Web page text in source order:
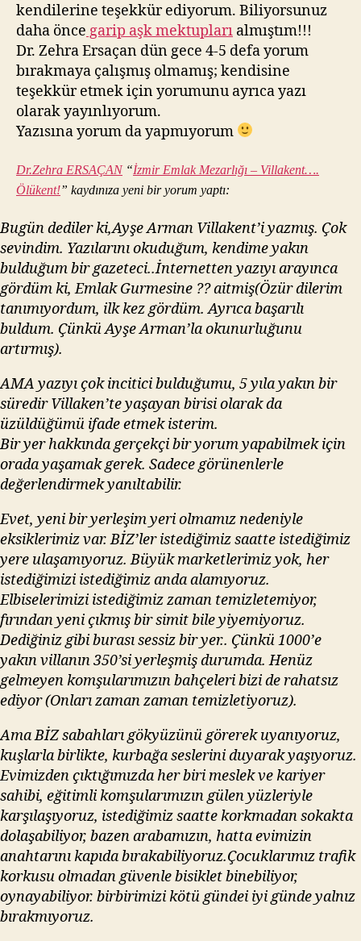
kendilerine teşekkür ediyorum. Biliyorsunuz
daha önce garip aşk mektupları almıştım!!!
Dr. Zehra Ersaçan dün gece 4-5 defa yorum
bırakmaya çalışmış olmamış; kendisine
teşekkür etmek için yorumunu ayrıca yazı
olarak yayınlıyorum.
Yazısına yorum da yapmıyorum
Dr.Zehra ERSAÇAN“İzmir Emlak Mezarlığı – Villakent….
Ölükent!” kaydınıza yeni bir yorum yaptı:
Bugün dediler ki,Ayşe Arman Villakent’i yazmış. Çok
sevindim. Yazılarını okuduğum, kendime yakın
bulduğum bir gazeteci..İnternetten yazıyı arayınca
gördüm ki, Emlak Gurmesine ?? aitmiş(Özür dilerim
tanımıyordum, ilk kez gördüm. Ayrıca başarılı
buldum. Çünkü Ayşe Arman’la okunurluğunu
artırmış).
AMA yazıyı çok incitici bulduğumu, 5 yıla yakın bir
süredir Villaken’te yaşayan birisi olarak da
üzüldüğümü ifade etmek isterim.
Bir yer hakkında gerçekçi bir yorum yapabilmek için
orada yaşamak gerek. Sadece görünenlerle
değerlendirmek yanıltabilir.
Evet, yeni bir yerleşim yeri olmamız nedeniyle
eksiklerimiz var. BİZ’ler istediğimiz saatte istediğimiz
yere ulaşamıyoruz. Büyük marketlerimiz yok, her
istediğimizi istediğimiz anda alamıyoruz.
Elbiselerimizi istediğimiz zaman temizletemiyor,
fırından yeni çıkmış bir simit bile yiyemiyoruz.
Dediğiniz gibi burası sessiz bir yer.. Çünkü 1000’e
yakın villanın 350’si yerleşmiş durumda. Henüz
gelmeyen komşularımızın bahçeleri bizi de rahatsız
ediyor (Onları zaman zaman temizletiyoruz).
Ama BİZ sabahları gökyüzünü görerek uyanıyoruz,
kuşlarla birlikte, kurbağa seslerini duyarak yaşıyoruz.
Evimizden çıktığımızda her biri meslek ve kariyer
sahibi, eğitimli komşularımızın gülen yüzleriyle
karşılaşıyoruz, istediğimiz saatte korkmadan sokakta
dolaşabiliyor, bazen arabamızın, hatta evimizin
anahtarını kapıda bırakabiliyoruz.Çocuklarımız trafik
korkusu olmadan güvenle bisiklet binebiliyor,
oynayabiliyor. birbirimizi kötü gündei iyi günde yalnız
bırakmıyoruz.